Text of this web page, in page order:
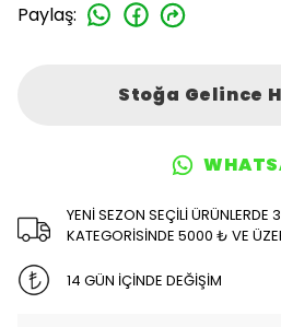
Paylaş:
Stoğa Gelince
YENİ SEZON SEÇİLİ
KATEGORİSİNDE 5000 ₺ VE
14 GÜN İÇİNDE DEĞİŞİM